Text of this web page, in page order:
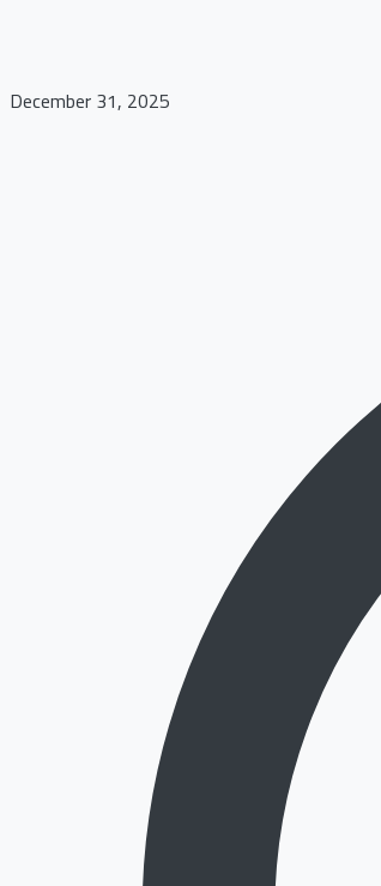
December 31, 2025